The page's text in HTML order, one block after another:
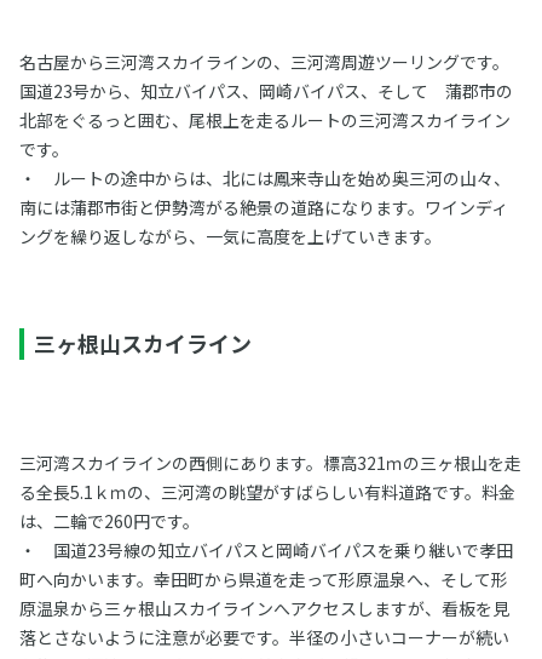
名古屋から三河湾スカイラインの、三河湾周遊ツーリングです。
国道23号から、知立バイパス、岡崎バイパス、そして 蒲郡市の
北部をぐるっと囲む、尾根上を走るルートの三河湾スカイライン
です。
・ ルートの途中からは、北には鳳来寺山を始め奥三河の山々、
南には蒲郡市街と伊勢湾がる絶景の道路になります。ワインディ
ングを繰り返しながら、一気に高度を上げていきます。
三ヶ根山スカイライン
三河湾スカイラインの西側にあります。標高321ｍの三ヶ根山を走
る全長5.1ｋｍの、三河湾の眺望がすばらしい有料道路です。料金
は、二輪で260円です。
・ 国道23号線の知立バイパスと岡崎バイパスを乗り継いで孝田
町へ向かいます。幸田町から県道を走って形原温泉へ、そして形
原温泉から三ヶ根山スカイラインへアクセスしますが、看板を見
落とさないように注意が必要です。半径の小さいコーナーが続い